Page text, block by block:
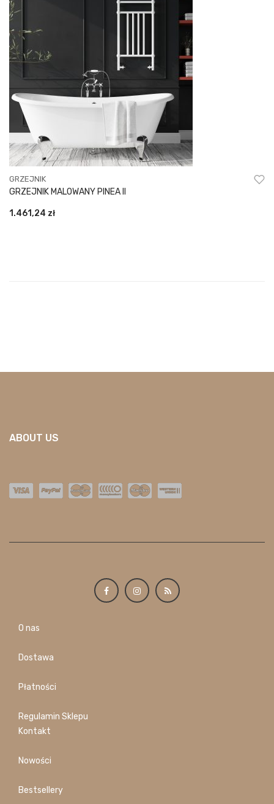
GRZEJNIK
GRZEJNIK MALOWANY PINEA II
1.461,24 zł
ABOUT US
O nas
Dostawa
Płatności
Regulamin Sklepu
Kontakt
Nowości
Bestsellery